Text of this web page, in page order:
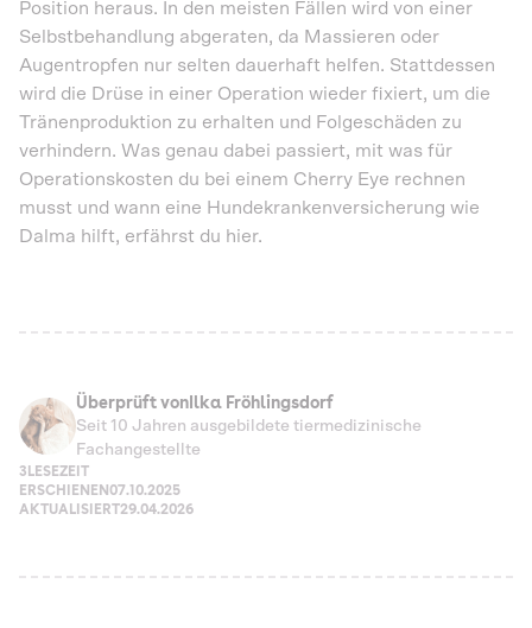
Position heraus. In den meisten Fällen wird von einer
Selbstbehandlung abgeraten, da Massieren oder
Augentropfen nur selten dauerhaft helfen. Stattdessen
wird die Drüse in einer Operation wieder fixiert, um die
Tränenproduktion zu erhalten und Folgeschäden zu
verhindern. Was genau dabei passiert, mit was für
Operationskosten du bei einem Cherry Eye rechnen
musst und wann eine Hundekrankenversicherung wie
Dalma hilft, erfährst du hier.
Überprüft von Ilka Fröhlingsdorf
Seit 10 Jahren ausgebildete tiermedizinische
Fachangestellte
3 LESEZEIT
ERSCHIENEN07.10.2025
AKTUALISIERT29.04.2026